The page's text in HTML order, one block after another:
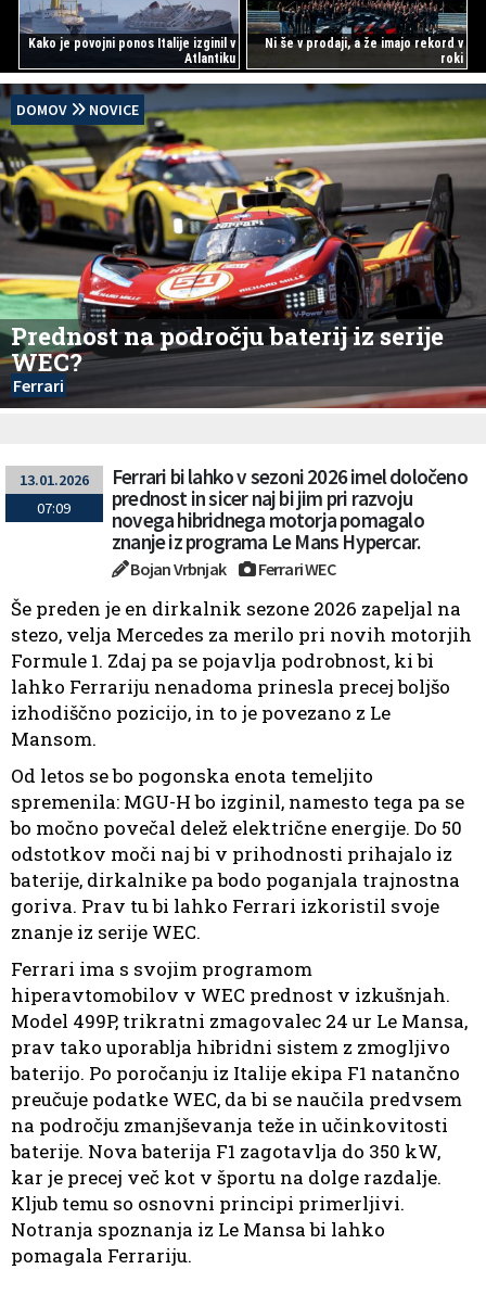
Kako je povojni ponos Italije izginil v
Atlantiku
Ni še v prodaji, a že imajo rekord v
roki
DOMOV NOVICE
Prednost na področju baterij iz serije
WEC?
Ferrari
13.01.2026
07:09
Ferrari bi lahko v sezoni 2026 imel določeno
prednost in sicer naj bi jim pri razvoju
novega hibridnega motorja pomagalo
znanje iz programa Le Mans Hypercar.
Bojan Vrbnjak Ferrari WEC
Še preden je en dirkalnik sezone 2026 zapeljal na
stezo, velja Mercedes za merilo pri novih motorjih
Formule 1. Zdaj pa se pojavlja podrobnost, ki bi
lahko Ferrariju nenadoma prinesla precej boljšo
izhodiščno pozicijo, in to je povezano z Le
Mansom.
Od letos se bo pogonska enota temeljito
spremenila: MGU-H bo izginil, namesto tega pa se
bo močno povečal delež električne energije. Do 50
odstotkov moči naj bi v prihodnosti prihajalo iz
baterije, dirkalnike pa bodo poganjala trajnostna
goriva. Prav tu bi lahko Ferrari izkoristil svoje
znanje iz serije WEC.
Ferrari ima s svojim programom
hiperavtomobilov v WEC prednost v izkušnjah.
Model 499P, trikratni zmagovalec 24 ur Le Mansa,
prav tako uporablja hibridni sistem z zmogljivo
baterijo. Po poročanju iz Italije ekipa F1 natančno
preučuje podatke WEC, da bi se naučila predvsem
na področju zmanjševanja teže in učinkovitosti
baterije. Nova baterija F1 zagotavlja do 350 kW,
kar je precej več kot v športu na dolge razdalje.
Kljub temu so osnovni principi primerljivi.
Notranja spoznanja iz Le Mansa bi lahko
pomagala Ferrariju.